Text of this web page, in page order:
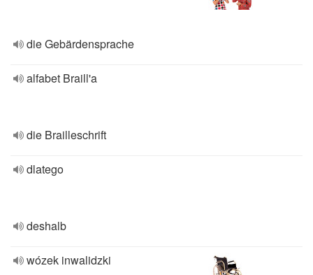
die Gebärdensprache
alfabet Braill'a
die Brailleschrift
dlatego
deshalb
wózek inwalidzki